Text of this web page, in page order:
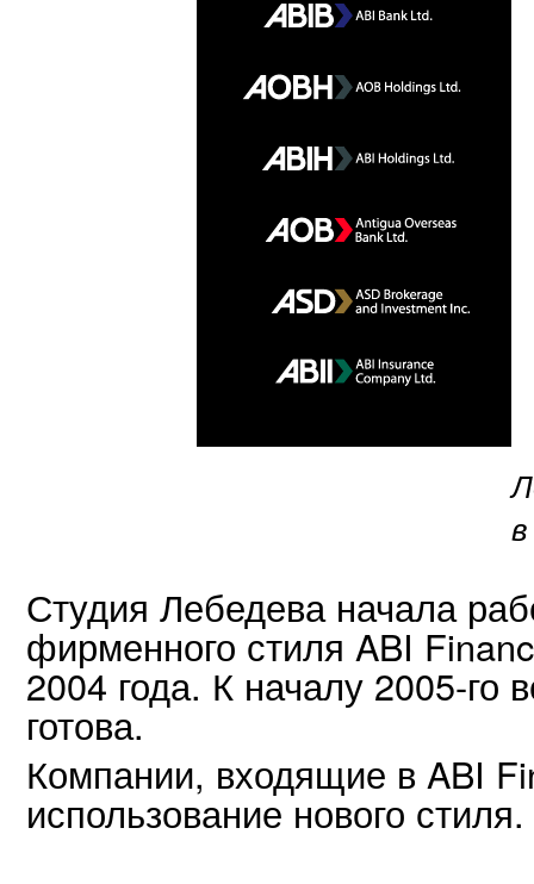
Студия Лебедева начала
фирменного стиля ABI
2004 года. К началу 2005-го
готова.
Компании, входящие в ABI
использование нового стиля.